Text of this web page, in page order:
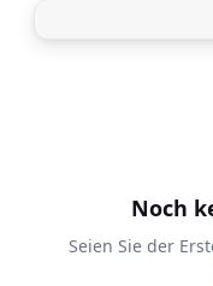
Noch
Seien Sie der